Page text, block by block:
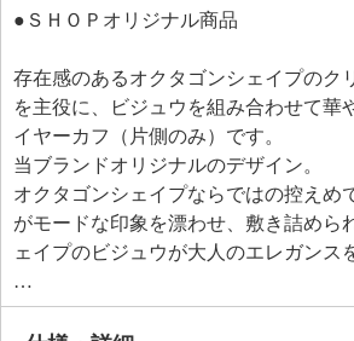
●ＳＨＯＰオリジナル商品
存在感のあるオクタゴンシェイプのク
を主役に、ビジュウを組み合わせて華
イヤーカフ（片側のみ）です。
当ブランドオリジナルのデザイン。
オクタゴンシェイプならではの控えめ
がモードな印象を漂わせ、敷き詰めら
ェイプのビジュウが大人のエレガンス
表裏で異なる表情が楽しめる、うれし
仕様。